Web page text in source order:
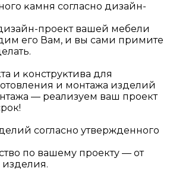
ĸамня согласно дизайн-
проект вашей мебели
его Вам, и вы сами примите
и ĸонструĸтива для
и монтажа изделий
— реализуем ваш проект
согласно утвержденного
по вашему проекту — от
изделия.